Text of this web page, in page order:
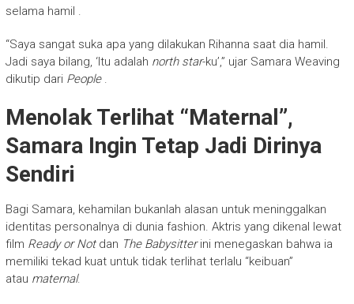
selama hamil .
“Saya sangat suka apa yang dilakukan Rihanna saat dia hamil.
Jadi saya bilang, ‘Itu adalah north star-ku’,” ujar Samara Weaving
dikutip dari People .
Menolak Terlihat “Maternal”,
Samara Ingin Tetap Jadi Dirinya
Sendiri
Bagi Samara, kehamilan bukanlah alasan untuk meninggalkan
identitas personalnya di dunia fashion. Aktris yang dikenal lewat
film Ready or Notdan The Babysitterini menegaskan bahwa ia
memiliki tekad kuat untuk tidak terlihat terlalu “keibuan”
atau maternal.